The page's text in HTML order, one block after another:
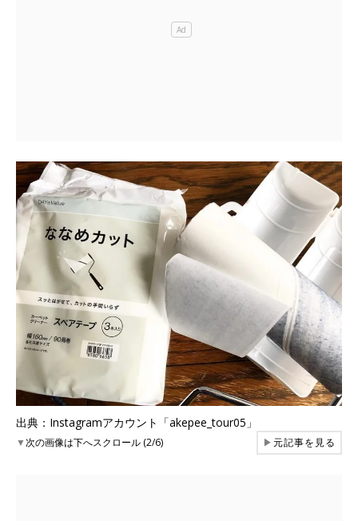
出典：Instagramアカウント「akepee_tour05」
▼次の画像は下へスクロール (2/6) ▶元記事を見る